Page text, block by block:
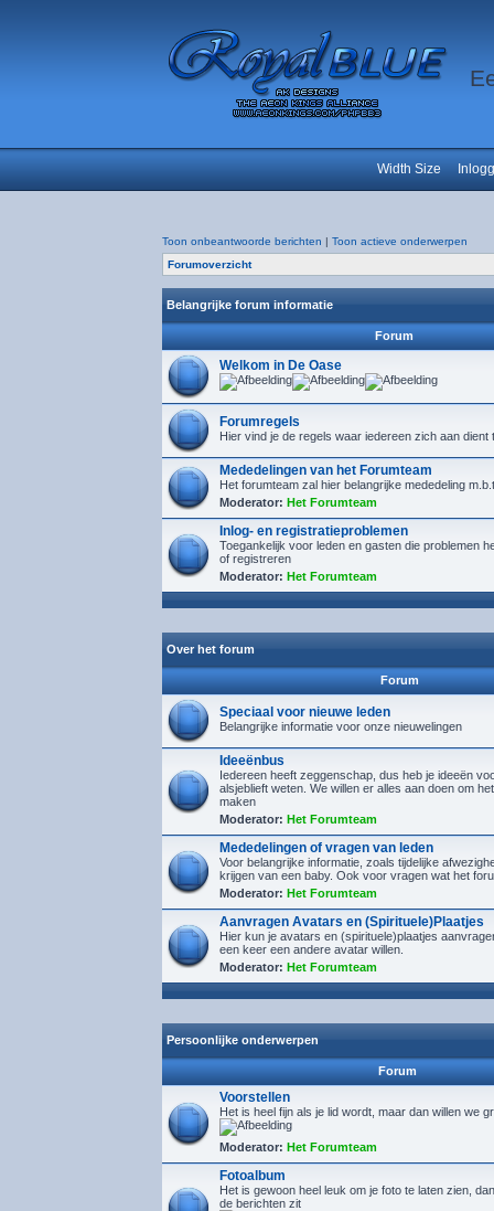
Width Size
Toon onbeantwoorde berichten | Toon actieve onderwerpen
Forumoverzicht
Belangrijke forum informatie
Forum
Welkom in De Oase
Forumregels
Hier vind je de regels waar iedereen zich aan dient
Mededelingen van het Forumteam
Het forumteam zal hier belangrijke mededeling
Moderator: Het Forumteam
Inlog- en registratieproblemen
Toegankelijk voor leden en gasten die problemen
of registreren
Moderator: Het Forumteam
Over het forum
Forum
Speciaal voor nieuwe leden
Belangrijke informatie voor onze nieuwelingen
Ideeënbus
Iedereen heeft zeggenschap, dus heb je ideeën
alsjeblieft weten. We willen er alles aan doen om
maken
Moderator: Het Forumteam
Mededelingen of vragen van leden
Voor belangrijke informatie, zoals tijdelijke
krijgen van een baby. Ook voor vragen wat het
Moderator: Het Forumteam
Aanvragen Avatars en (Spirituele)Plaatjes
Hier kun je avatars en (spirituele)plaatjes
een keer een andere avatar willen.
Moderator: Het Forumteam
Persoonlijke onderwerpen
Forum
Voorstellen
Het is heel fijn als je lid wordt, maar dan willen we
Moderator: Het Forumteam
Fotoalbum
Het is gewoon heel leuk om je foto te laten zien,
de berichten zit